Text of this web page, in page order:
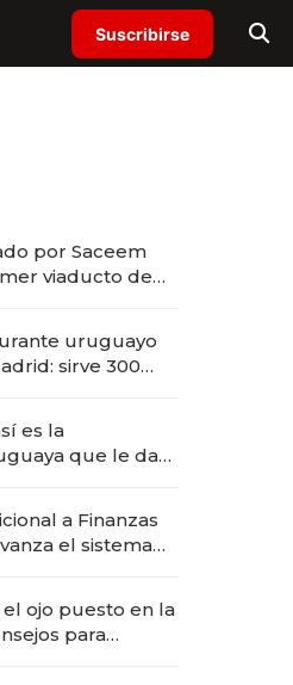
Suscribirse
por Saceem
viaducto de
uruguayo
sirve 300
es la
que le da
a Finanzas
el sistema
ojo puesto en la
para